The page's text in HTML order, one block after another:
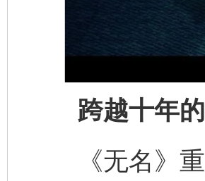
跨越十年的
《无名》重